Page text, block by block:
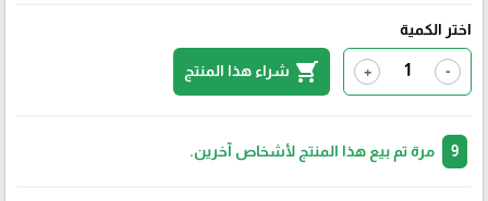
اختر الكمية
-
+
shopping_cart شراء هذا المنتج
مرة تم بيع هذا المنتج لأشخاص آخرين.